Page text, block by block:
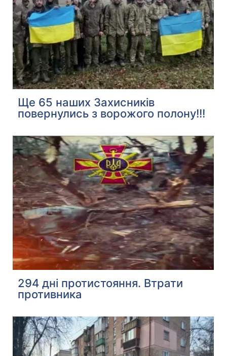
Ще 65 наших Захисників
повернулись з ворожого полону!!!
294 дні протистояння. Втрати
противника